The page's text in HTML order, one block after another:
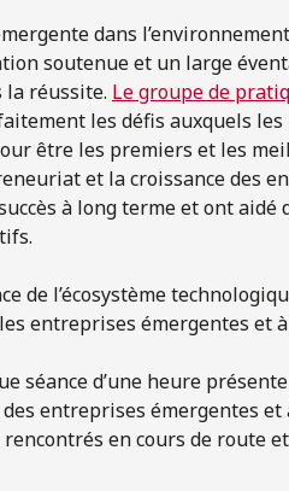
dans
soutenue et un large
la réussite. Le groupe de
les défis auxquels
être les premiers et les
et la croissance des
à long terme et ont
de l’écosystème
entreprises émergentes et
séance d’une heure
entreprises émergentes et
en cours de route et